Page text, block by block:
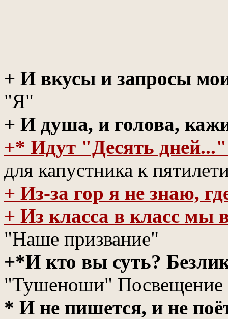
+ И вкусы и запросы
"Я"
+ И душа, и голова,
+* Идут "Десять
для капустника к
+ Из-за гор я не знаю,
+ Из класса в класс мы
"Наше призвание"
+*И кто вы суть?
"Тушеноши"
* И не пишется, и не